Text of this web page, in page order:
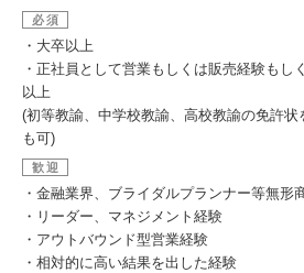
必須
・大卒以上
・正社員として営業もしくは販売経験もし
以上
(初等教諭、中学校教諭、高校教諭の免許
も可)
歓迎
・金融業界、ブライダルプランナー等無形
・リーダー、マネジメント経験
・アウトバウンド型営業経験
・相対的に高い結果を出した経験